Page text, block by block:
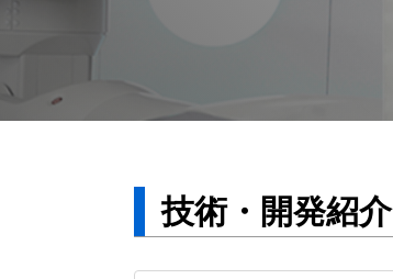
技術・開発紹介